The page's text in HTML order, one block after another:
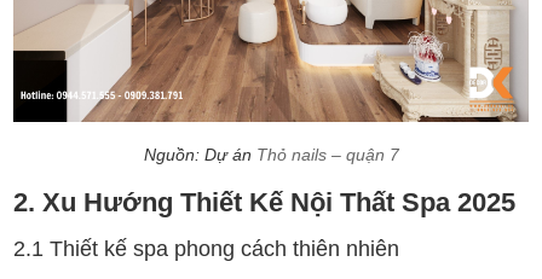
Nguồn: Dự án Thỏ nails – quận 7
2. Xu Hướng Thiết Kế Nội Thất Spa 2025
2.1 Thiết kế spa phong cách thiên nhiên